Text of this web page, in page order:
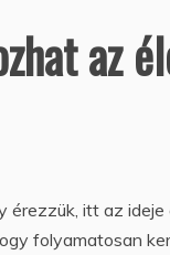
az
itt az
folyamatosan